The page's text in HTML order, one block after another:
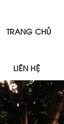
TRANG CHỦ
LIÊN HỆ